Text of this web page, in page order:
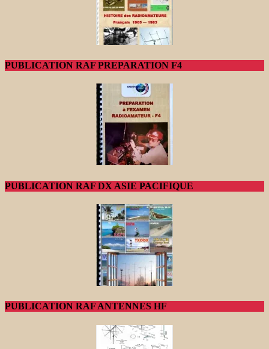
PUBLICATION RAF PREPARATION F4
PUBLICATION RAF DX ASIE PACIFIQUE
PUBLICATION RAF ANTENNES HF